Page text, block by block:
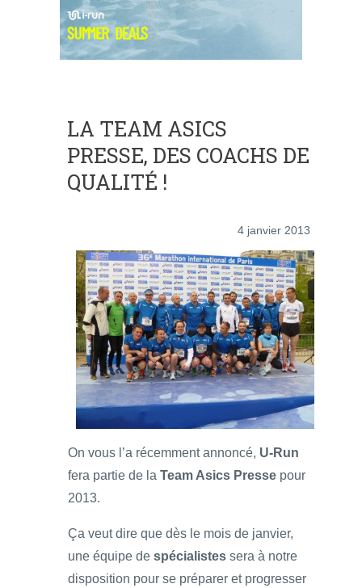
LA TEAM ASICS
PRESSE, DES COACHS DE
QUALITÉ !
4 janvier 2013
On vous l’a récemment annoncé, U-Run
fera partie de la Team Asics Presse pour
2013.
Ça veut dire que dès le mois de janvier,
une équipe de spécialistes sera à notre
disposition pour se préparer et progresser